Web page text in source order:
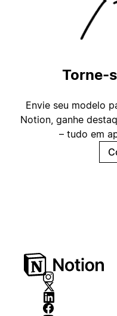
Torne-
Envie seu modelo
Notion, ganhe
– tudo em